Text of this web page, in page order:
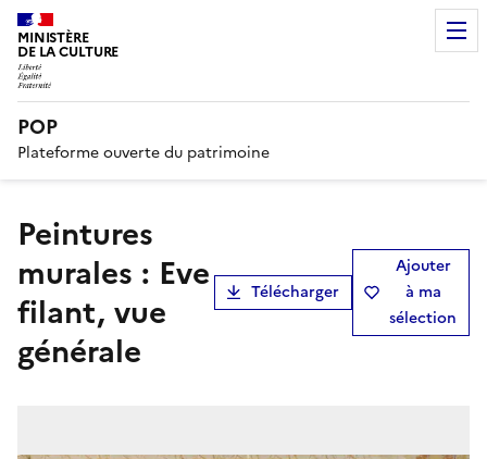
MINISTÈRE
DE LA CULTURE
POP
Plateforme ouverte du patrimoine
peintures
murales : Eve
filant, vue
générale
Télécharger
Ajouter
à ma
sélection